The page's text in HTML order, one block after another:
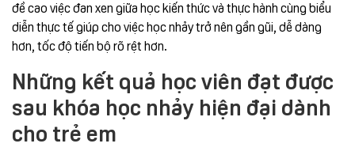
đề cao việc đan xen giữa học kiến thức và thực hành cùng biểu
diễn thực tế giúp cho việc học nhảy trở nên gần gũi, dễ dàng
hơn, tốc độ tiến bộ rõ rệt hơn.
Những kết quả học viên đạt được
sau khóa học nhảy hiện đại dành
cho trẻ em